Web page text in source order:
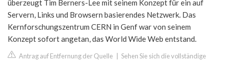
überzeugt Tim Berners-Lee mit seinem Konzept für ein auf
Servern, Links und Browsern basierendes Netzwerk. Das
Kernforschungszentrum CERN in Genf war von seinem
Konzept sofort angetan, das World Wide Web entstand.
Antrag auf Entfernung der Quelle Sehen Sie sich die vollständige